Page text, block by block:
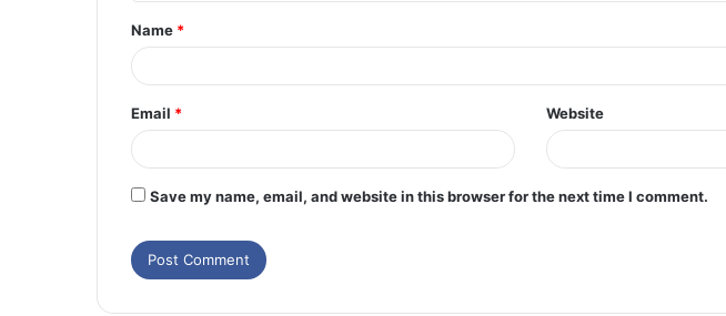
Name *
Email * Website
Save my name, email, and website in this browser for the next time I comment.